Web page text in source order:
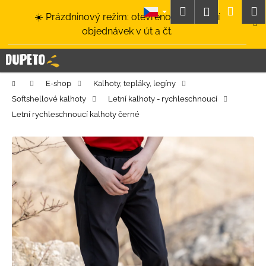
☀️ Prázdninový režim: otevřeno a odesílání
objednávek v út a čt.
HledatPřihlášení
Domů E-shop
Kalhoty, tepláky, legíny
Softshellové kalhoty
Letní kalhoty - rychleschnoucí
Letní rychleschnoucí kalhoty černé
í
k C
o
p
o
ř
e
u
j
e
t
e